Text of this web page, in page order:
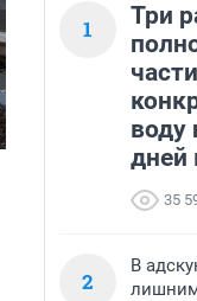
1
Три
воду
дней
35
2
В
лишним